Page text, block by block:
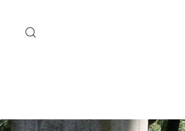
Accéder au contenu principal